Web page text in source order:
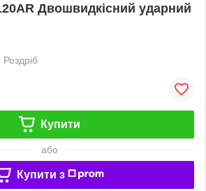
Двошвидкісний ударний
Роздріб
Купити
або
Купити з